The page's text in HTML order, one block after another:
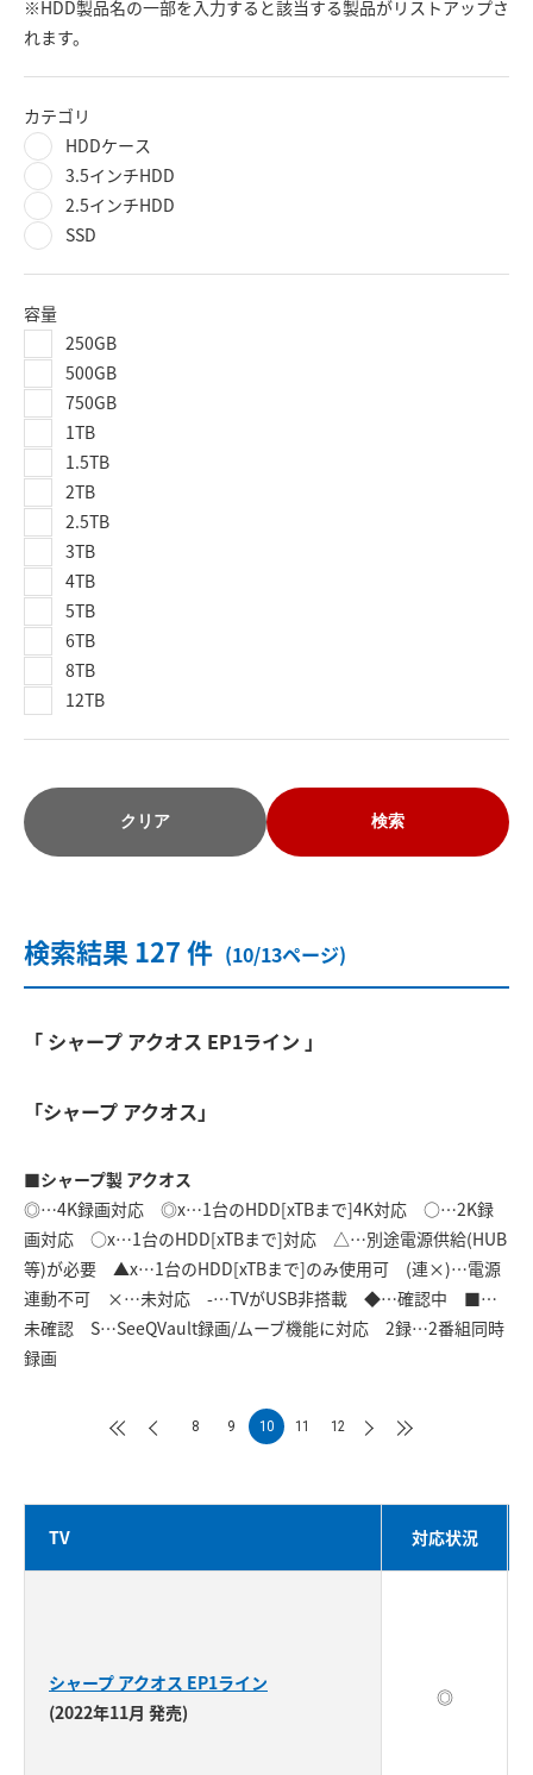
※HDD製品名の一部を入力すると該当する製品がリストアップさ
れます。
カテゴリ
HDDケース
3.5インチHDD
2.5インチHDD
SSD
容量
250GB
500GB
750GB
1TB
1.5TB
2TB
2.5TB
3TB
4TB
5TB
6TB
8TB
12TB
クリア 検索
検索結果 127 件 (10/13ページ)
「 シャープ アクオス EP1ライン 」
「シャープ アクオス」
■シャープ製 アクオス
◎…4K録画対応 ◎x…1台のHDD[xTBまで]4K対応 ○…2K録
画対応 ○x…1台のHDD[xTBまで]対応 △…別途電源供給(HUB
等)が必要 ▲x…1台のHDD[xTBまで]のみ使用可 (連×)…電源
連動不可 ×…未対応 -…TVがUSB非搭載 ◆…確認中 ■…
未確認 S…SeeQVault録画/ムーブ機能に対応 2録…2番組同時
録画
8 9 10 11 12
TV 対応状況
シャープ アクオス EP1ライン
(2022年11月 発売)
◎